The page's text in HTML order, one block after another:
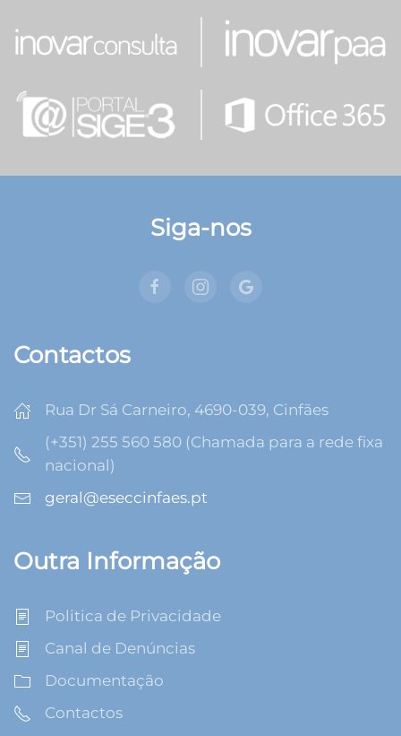
Siga-nos
Contactos
Rua Dr Sá Carneiro, 4690-039, Cinfães
(+351) 255 560 580 (Chamada para a rede fixa
nacional)
geral@eseccinfaes.pt
Outra Informação
Politica de Privacidade
Canal de Denúncias
Documentação
Contactos